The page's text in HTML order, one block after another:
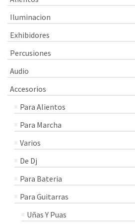
Iluminacion
Exhibidores
Percusiones
Audio
Accesorios
Para Alientos
Para Marcha
Varios
De Dj
Para Bateria
Para Guitarras
Uñas Y Puas